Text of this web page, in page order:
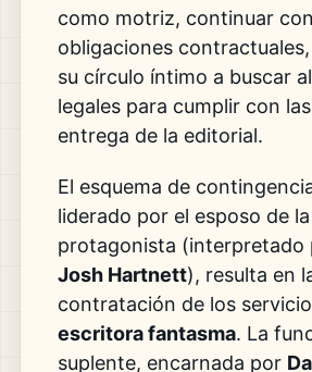
como motriz, continuar
obligaciones
su círculo íntimo a buscar
legales para cumplir con
entrega de la editorial.
El esquema de
liderado por el esposo de la
protagonista (interpretado
Josh Hartnett), resulta en
contratación de los
escritora fantasma. La
suplente, encarnada por